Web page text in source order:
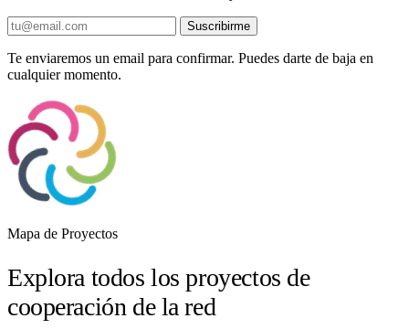
Suscribirme
Te enviaremos un email para confirmar. Puedes darte de baja en
cualquier momento.
Mapa de Proyectos
Explora todos los proyectos de
cooperación de la red